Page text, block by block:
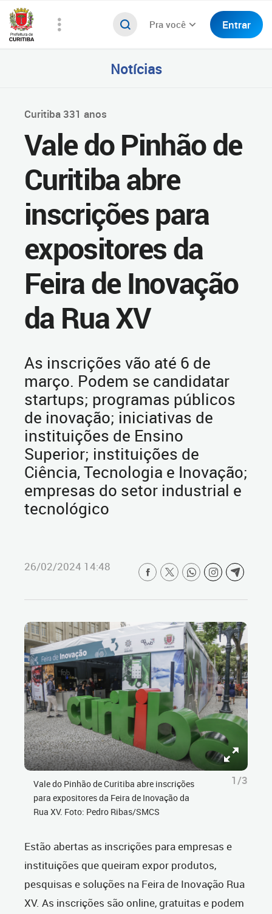
Pra você Entrar
Notícias
Curitiba 331 anos
Vale do Pinhão de
Curitiba abre
inscrições para
expositores da
Feira de Inovação
da Rua XV
As inscrições vão até 6 de
março. Podem se candidatar
startups; programas públicos
de inovação; iniciativas de
instituições de Ensino
Superior; instituições de
Ciência, Tecnologia e Inovação;
empresas do setor industrial e
tecnológico
26/02/2024 14:48
Vale do Pinhão de Curitiba abre inscrições
para expositores da Feira de Inovação da
Rua XV. Foto: Pedro Ribas/SMCS
1/3
Estão abertas as inscrições para empresas e
instituições que queiram expor produtos,
pesquisas e soluções na Feira de Inovação Rua
XV. As inscrições são online, gratuitas e podem